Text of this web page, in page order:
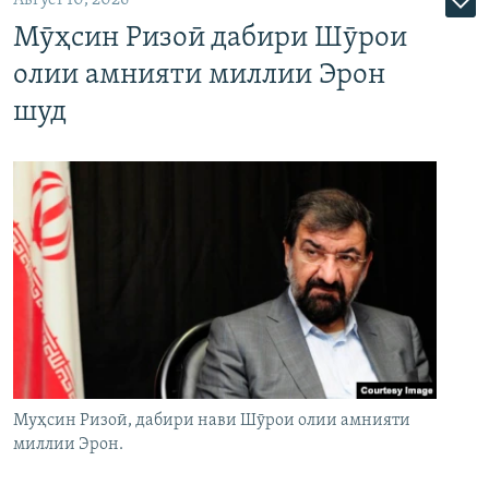
Мӯҳсин Ризоӣ дабири Шӯрои
олии амнияти миллии Эрон
шуд
Муҳсин Ризоӣ, дабири нави Шӯрои олии амнияти
миллии Эрон.